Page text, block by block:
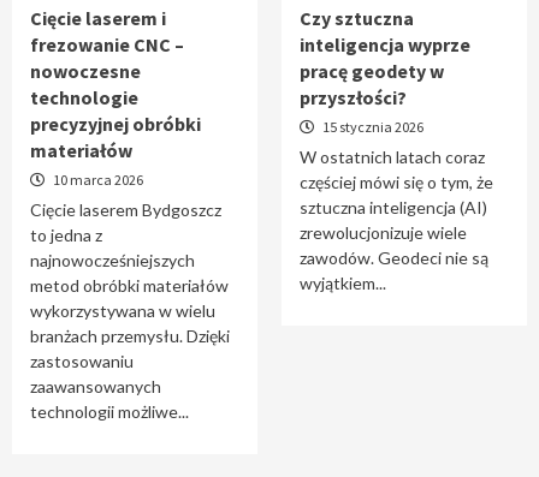
5Cięcie laserem i
frezowanie CNC –
nowoczesne
technologie
precyzyjnej obróbki
materiałów
10 marca 2026
Cięcie laserem Bydgoszcz
to jedna z
najnowocześniejszych
metod obróbki materiałów
wykorzystywana w wielu
branżach przemysłu. Dzięki
zastosowaniu
zaawansowanych
technologii możliwe...
Czy sztuczna
inteligencja wyprze
pracę geodety w
przyszłości?
15 stycznia 2026
W ostatnich latach coraz
częściej mówi się o tym, że
sztuczna inteligencja (AI)
zrewolucjonizuje wiele
zawodów. Geodeci nie są
wyjątkiem...